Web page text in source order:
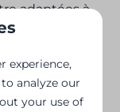
adaptées à
experience,
analyze our
your use of